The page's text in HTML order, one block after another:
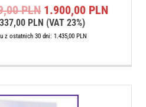
PLN Pierwotna
cena
wynosiła:
1.900,00 PLN
PLN (VAT 23%)
z ostatnich 30 dni: 1.435,00 PLN